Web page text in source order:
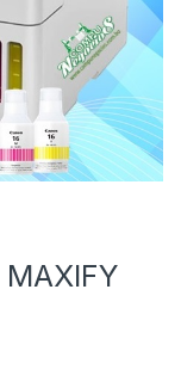
MAXIFY